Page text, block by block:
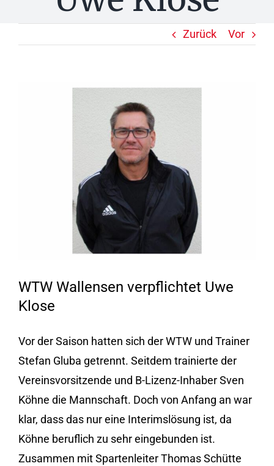
Zurück Vor
WTW Wallensen verpflichtet Uwe
Klose
Vor der Saison hatten sich der WTW und Trainer
Stefan Gluba getrennt. Seitdem trainierte der
Vereinsvorsitzende und B-Lizenz-Inhaber Sven
Köhne die Mannschaft. Doch von Anfang an war
klar, dass das nur eine Interimslösung ist, da
Köhne beruflich zu sehr eingebunden ist.
Zusammen mit Spartenleiter Thomas Schütte